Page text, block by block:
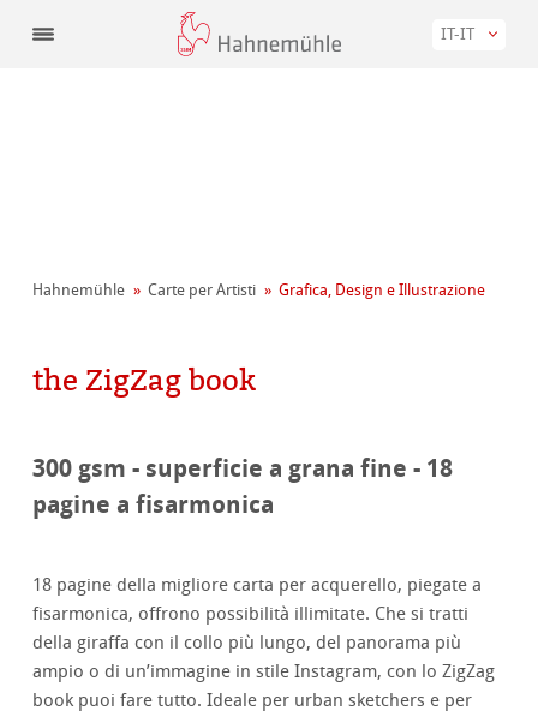
IT-IT
Hahnemühle Carte per Artisti Grafica, Design e Illustrazione
the ZigZag book
300 gsm - superficie a grana fine - 18
pagine a fisarmonica
18 pagine della migliore carta per acquerello, piegate a
fisarmonica, offrono possibilità illimitate. Che si tratti
della giraffa con il collo più lungo, del panorama più
ampio o di un’immagine in stile Instagram, con lo ZigZag
book puoi fare tutto. Ideale per urban sketchers e per